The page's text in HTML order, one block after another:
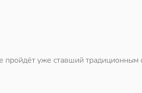
пройдёт уже ставший